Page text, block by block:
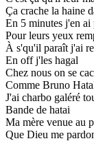
Ça crache la haine
En 5 minutes j'en ai
Pour leurs yeux
À s'qu'il paraît j'ai
En off j'les hagal
Chez nous on se
Comme Bruno
J'ai charbo galéré
Bande de hatai
Ma mère venue au
Que Dieu me